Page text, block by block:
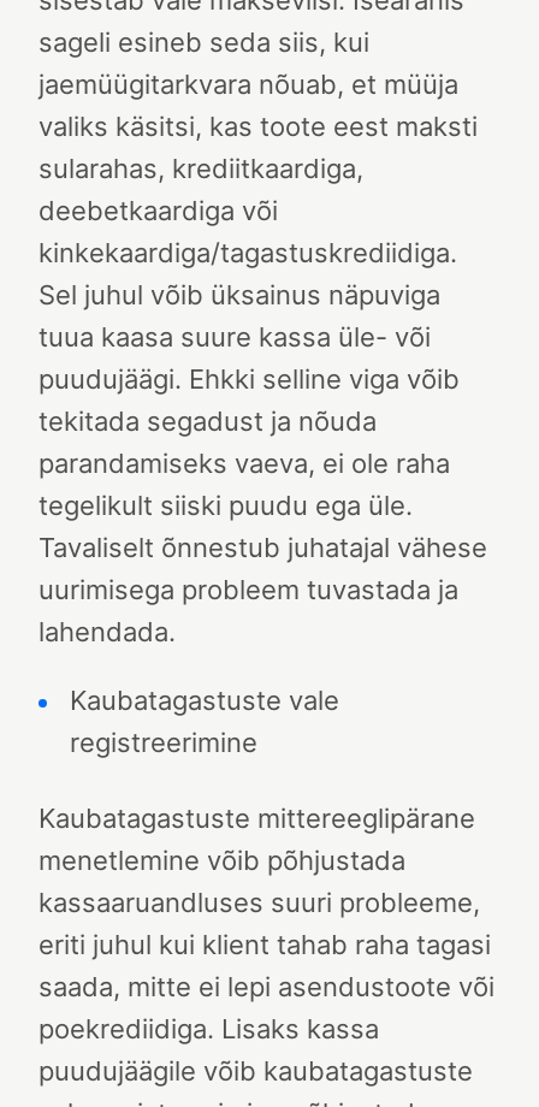
sageli esineb seda siis, kui
jaemüügitarkvara nõuab, et müüja
valiks käsitsi, kas toote eest maksti
sularahas, krediitkaardiga,
deebetkaardiga või
kinkekaardiga/tagastuskrediidiga.
Sel juhul võib üksainus näpuviga
tuua kaasa suure kassa üle- või
puudujäägi. Ehkki selline viga võib
tekitada segadust ja nõuda
parandamiseks vaeva, ei ole raha
tegelikult siiski puudu ega üle.
Tavaliselt õnnestub juhatajal vähese
uurimisega probleem tuvastada ja
lahendada.
Kaubatagastuste vale
registreerimine
Kaubatagastuste mittereeglipärane
menetlemine võib põhjustada
kassaaruandluses suuri probleeme,
eriti juhul kui klient tahab raha tagasi
saada, mitte ei lepi asendustoote või
poekrediidiga. Lisaks kassa
puudujäägile võib kaubatagastuste